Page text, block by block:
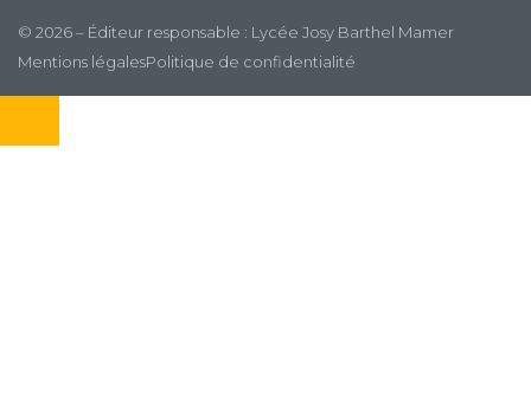
© 2026 – Éditeur responsable : Lycée Josy Barthel Mamer
Mentions légalesPolitique de confidentialité